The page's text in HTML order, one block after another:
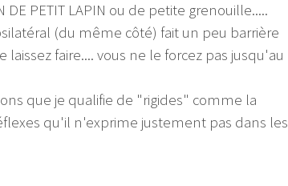
DE PETIT LAPIN ou de petite grenouille.....
(du même côté) fait un peu barrière
faire.... vous ne le forcez pas jusqu'au
que je qualifie de "rigides" comme la
qu'il n'exprime justement pas dans les